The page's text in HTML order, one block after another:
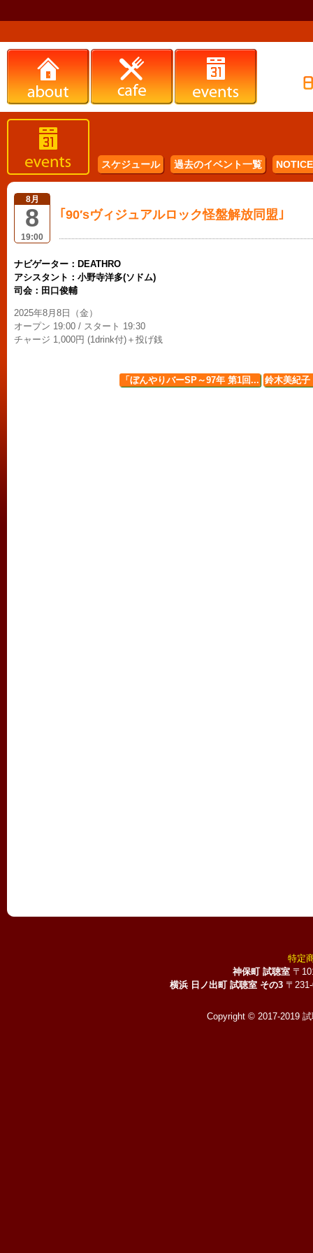
スケジュール 過去のイベント一覧
8月
8
19:00
｢90′sヴィジュアルロック怪盤解放同盟｣
ナビゲーター：DEATHRO
アシスタント：小野寺洋多(ソドム)
司会：田口俊輔
2025年8月8日（金）
オープン 19:00 / スタート 19:30
チャージ 1,000円 (1drink付)＋投げ銭
「ぼんやりバーSP～97年 第1回... 鈴木美紀子
特定
神保町 試聴室 〒
横浜 日ノ出町 試聴室 その3 〒
Copyright © 2017-2019